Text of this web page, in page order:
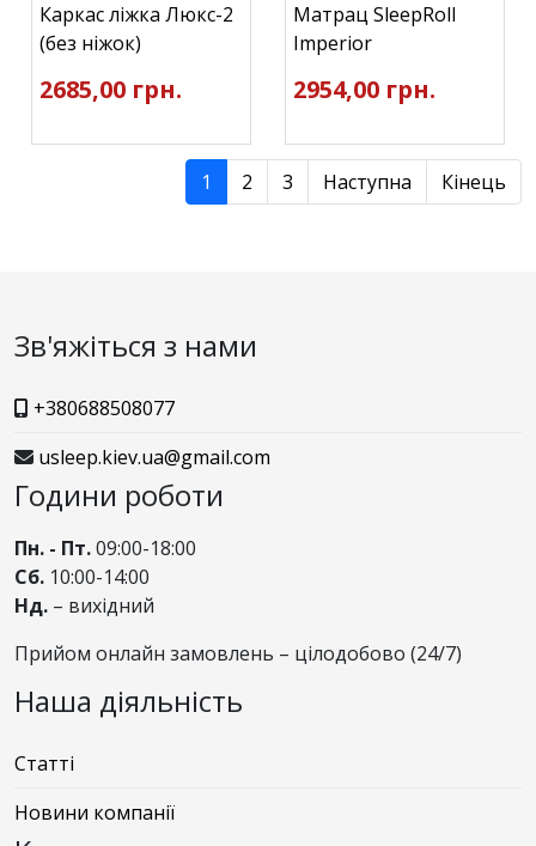
Каркас ліжка Люкс-2
(без ніжок)
2685,00 грн.
Матрац SleepRoll
Imperior
2954,00 грн.
1 2 3 Наступна Кінець
Зв'яжіться з нами
+380688508077
usleep.kiev.ua@gmail.com
Години роботи
Пн. - Пт.09:00-18:00
Сб. 10:00-14:00
Нд. – вихідний
Прийом онлайн замовлень – цілодобово (24/7)
Наша діяльність
Статті
Новини компанії